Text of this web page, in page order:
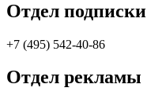
Отдел подписки
+7 (495) 542-40-86
Отдел рекламы